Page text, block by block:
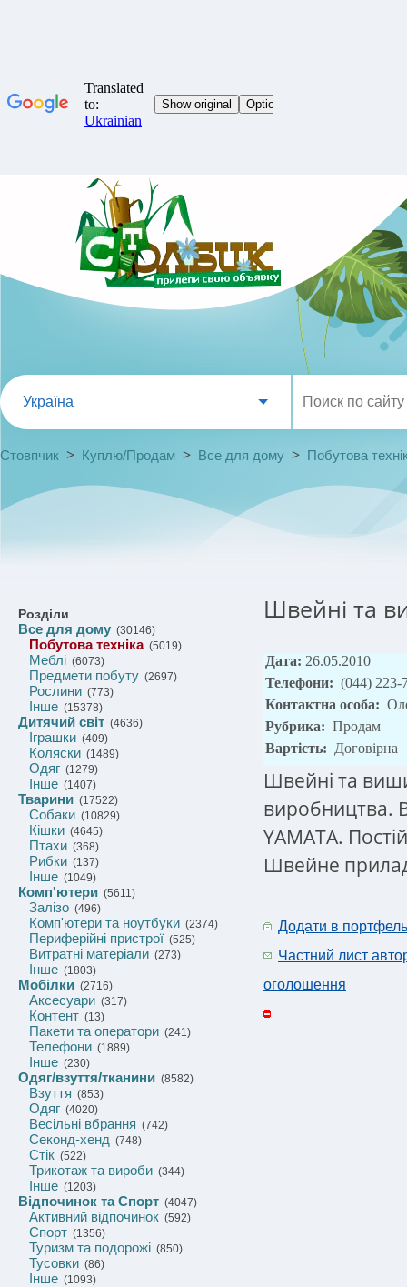
Україна
Стовпчик > Куплю/Продам > Все для дому > Побутова
Розділи
Все для дому (30146)
Побутова техніка(5019)
Меблі (6073)
Предмети побуту (2697)
Рослини (773)
Інше (15378)
Дитячий світ (4636)
Іграшки (409)
Коляски (1489)
Одяг (1279)
Інше (1407)
Тварини (17522)
Собаки (10829)
Кішки (4645)
Птахи (368)
Рибки (137)
Інше (1049)
Комп'ютери (5611)
Залізо (496)
Комп'ютери та ноутбуки (2374)
Периферійні пристрої (525)
Витратні матеріали (273)
Інше (1803)
Мобілки (2716)
Аксесуари (317)
Контент (13)
Пакети та оператори (241)
Телефони (1889)
Інше (230)
Одяг/взуття/тканини (8582)
Взуття (853)
Одяг (4020)
Весільні вбрання (742)
Секонд-хенд (748)
Стік (522)
Трикотаж та вироби (344)
Інше (1203)
Відпочинок та Спорт (4047)
Активний відпочинок (592)
Спорт (1356)
Туризм та подорожі (850)
Тусовки (86)
Інше (1093)
Швейні та
Дата: 26.05.2010
Телефони: (044) 223-
Контактна особа:
Рубрика: Продам
Вартість: Договірна
Швейні та
виробництва.
YAMATA.
Швейне
Додати в портфель
Частний лист
оголошення